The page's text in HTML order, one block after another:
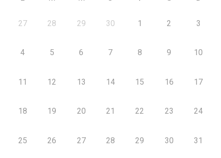
27 28 29 30 1 2 3
4 5 6 7 8 9 10
11 12 13 14 15 16 17
18 19 20 21 22 23 24
25 26 27 28 29 30 31